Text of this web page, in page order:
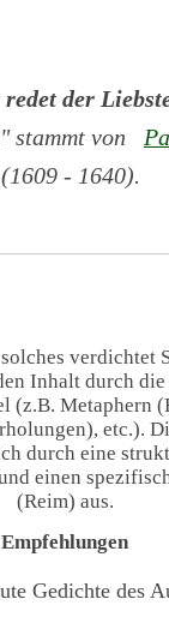
der
" stammt von
(1609 - 1640).
verdichtet
Inhalt durch die
(z.B. Metaphern
etc.).
durch eine
einen
(Reim) aus.
Empfehlungen
Gedichte des